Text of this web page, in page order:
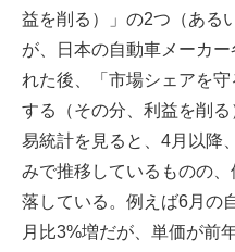
益を削る）」の2つ（ある
が、日本の自動車メーカ
れた後、「市場シェアを
する（その分、利益を削
易統計を見ると、4月以降
みで推移しているものの
落している。例えば6月の
月比3%増だが、単価が前